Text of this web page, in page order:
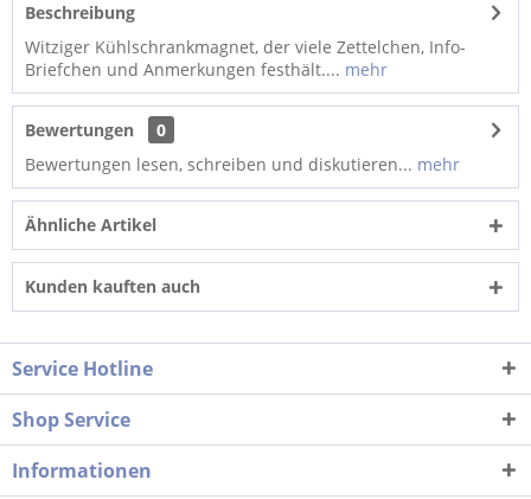
Beschreibung
Witziger Kühlschrankmagnet, der viele Zettelchen, Info-
Briefchen und Anmerkungen festhält.... mehr
Bewertungen
0
Bewertungen lesen, schreiben und diskutieren... mehr
Ähnliche Artikel
Kunden kauften auch
Service Hotline
Shop Service
Informationen